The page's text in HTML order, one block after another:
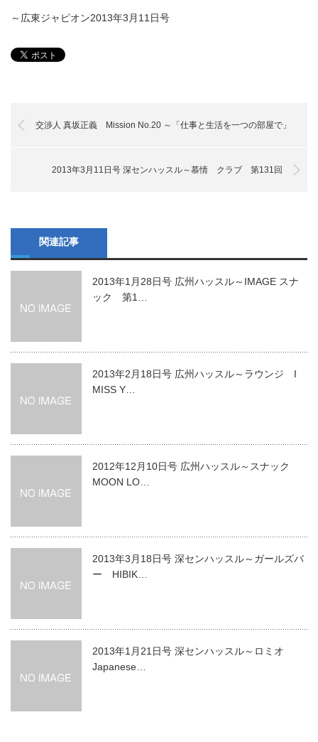
～広東ジャピオン2013年3月11日号
交渉人 真坂正義 Mission No.20 ～「仕事と生活を一つの部屋で」
2013年3月11日号 深センハッスル～慕情 クラブ 第131回
関連記事
2013年1月28日号 広州ハッスル～IMAGE スナ
ック 第1…
2013年2月18日号 広州ハッスル～ラウンジ I
MISS Y…
2012年12月10日号 広州ハッスル～スナック
MOON LO…
2013年3月18日号 深センハッスル～ガールズバ
ー HIBIK…
2013年1月21日号 深センハッスル～ロミオ
Japanese…